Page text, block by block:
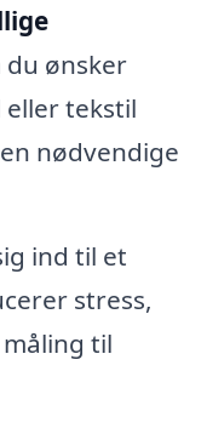
du ønsker
eller tekstil
nødvendige
ind til et
stress,
til